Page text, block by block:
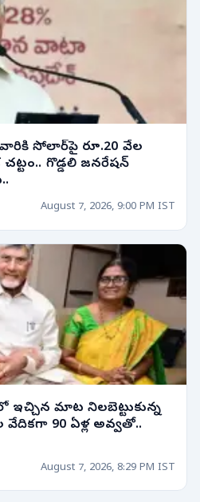
వారికి సోలార్‌పై రూ.20 వేల
గొడ్డలి జనరేషన్
August 7, 2026, 9:00 PM IST
ఇచ్చిన మాట నిలబెట్టుకున్న
90 ఏళ్ల అవ్వతో..
August 7, 2026, 8:29 PM IST